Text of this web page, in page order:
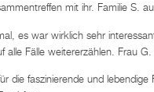
mit ihr. Familie S.
es war wirklich sehr
alle Fälle weitererzählen. Frau
die faszinierende und lebendige